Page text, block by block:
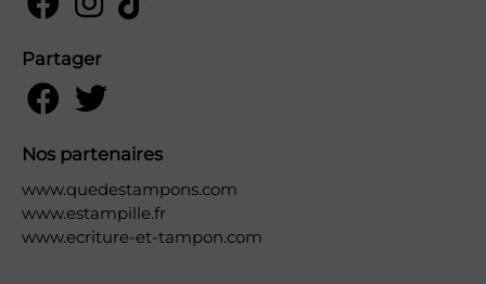
Partager
Nos partenaires
www.quedestampons.com
www.estampille.fr
www.ecriture-et-tampon.com